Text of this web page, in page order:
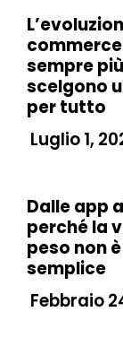
sempre
scelgono
per tutto
Luglio 1,
Dalle app
perché la
peso non
semplice
Febbraio